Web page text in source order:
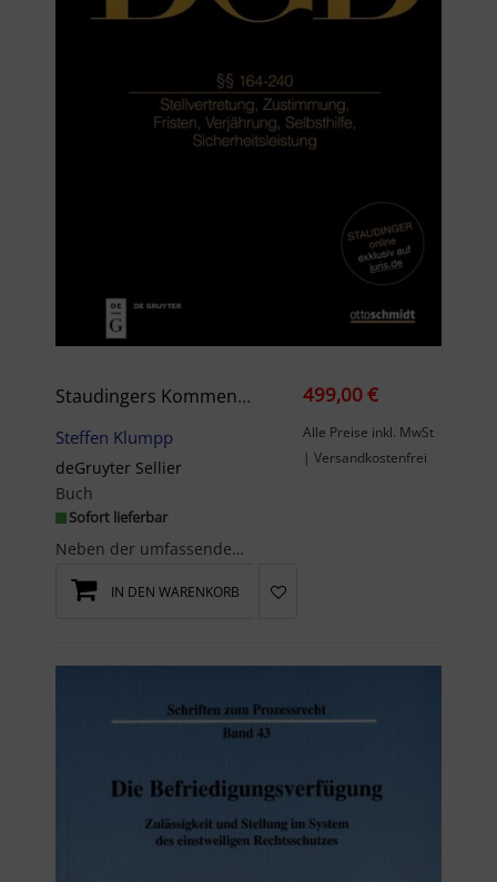
Staudingers Kommentar BGB §§ 164-240a
Steffen Klumpp
deGruyter Sellier
Buch
Sofort lieferbar
Neben der umfassenden Auswertung der aktuellen Rechtsprechung und Literatur zu den164-240 BGB...
499,00 €
Alle Preise inkl. MwSt
| Versandkostenfrei
IN DEN WARENKORB